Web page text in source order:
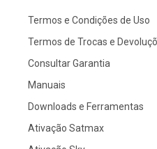
Termos e Condições de Uso
Termos de Trocas e
Consultar Garantia
Manuais
Downloads e Ferramentas
Ativação Satmax